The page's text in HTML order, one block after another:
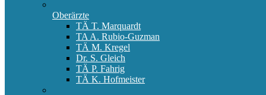
Oberärzte
TÄ T. Marquardt
TA A. Rubio-Guzman
TÄ M. Kregel
Dr. S. Gleich
TÄ P. Fahrig
TÄ K. Hofmeister